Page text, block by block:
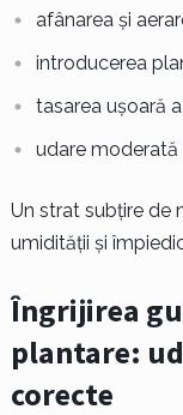
afânarea și
introducerea
tasarea ușoară
udare
Un strat subțire de
umidității și
Îngrijirea
plantare:
corecte